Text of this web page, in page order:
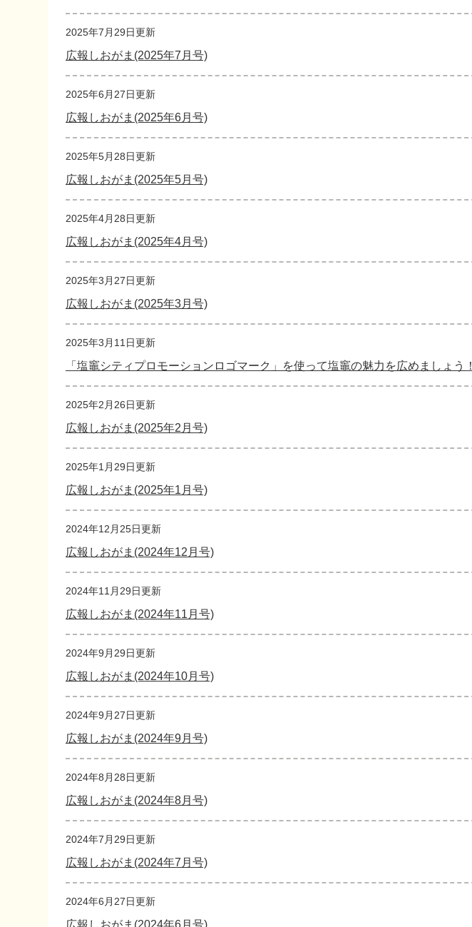
2025年7月29日更新
広報しおがま(2025年7月号)
2025年6月27日更新
広報しおがま(2025年6月号)
2025年5月28日更新
広報しおがま(2025年5月号)
2025年4月28日更新
広報しおがま(2025年4月号)
2025年3月27日更新
広報しおがま(2025年3月号)
2025年3月11日更新
「塩竈シティプロモーションロゴマーク」を使って塩竈の魅力を広めましょう！
2025年2月26日更新
広報しおがま(2025年2月号)
2025年1月29日更新
広報しおがま(2025年1月号)
2024年12月25日更新
広報しおがま(2024年12月号)
2024年11月29日更新
広報しおがま(2024年11月号)
2024年9月29日更新
広報しおがま(2024年10月号)
2024年9月27日更新
広報しおがま(2024年9月号)
2024年8月28日更新
広報しおがま(2024年8月号)
2024年7月29日更新
広報しおがま(2024年7月号)
2024年6月27日更新
広報しおがま(2024年6月号)